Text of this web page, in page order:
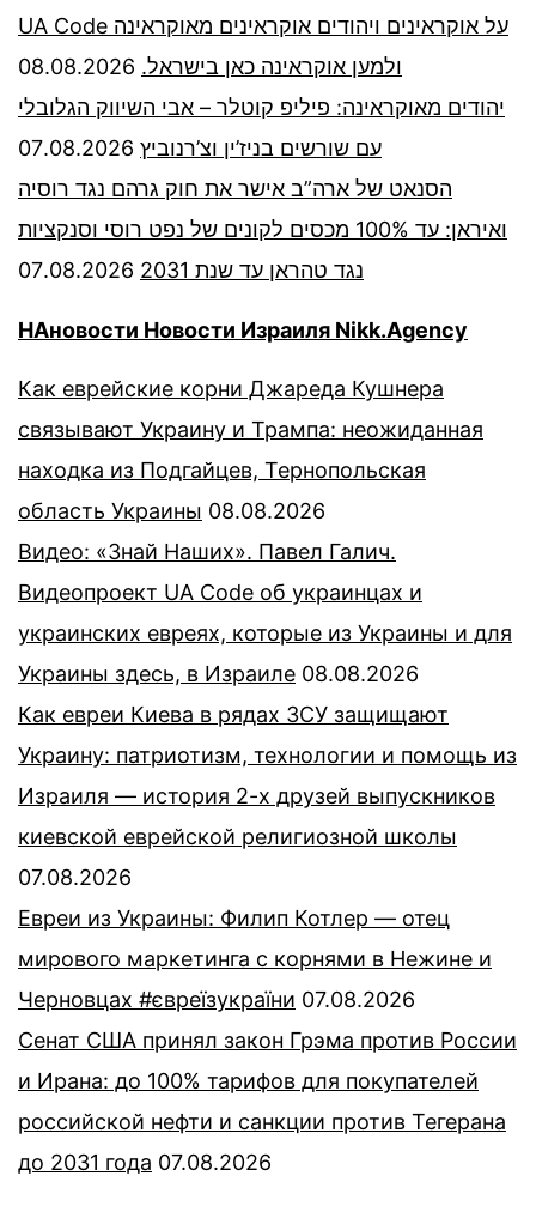
UA Code על אוקראינים ויהודים אוקראינים מאוקראינה
ולמען אוקראינה כאן בישראל. 08.08.2026
יהודים מאוקראינה: פיליפ קוטלר – אבי השיווק הגלובלי
עם שורשים בניז’ין וצ’רנוביץ 07.08.2026
הסנאט של ארה”ב אישר את חוק גרהם נגד רוסיה
ואיראן: עד 100% מכסים לקונים של נפט רוסי וסנקציות
נגד טהראן עד שנת 2031
07.08.2026
НАновости Новости Израиля Nikk.Agency
Как еврейские корни Джареда Кушнера
связывают Украину и Трампа: неожиданная
находка из Подгайцев, Тернопольская
область Украины 08.08.2026
Видео: «Знай Наших». Павел Галич.
Видеопроект UA Code об украинцах и
украинских евреях, которые из Украины и для
Украины здесь, в Израиле 08.08.2026
Как евреи Киева в рядах ЗСУ защищают
Украину: патриотизм, технологии и помощь из
Израиля — история 2-х друзей выпускников
киевской еврейской религиозной школы
07.08.2026
Евреи из Украины: Филип Котлер — отец
мирового маркетинга с корнями в Нежине и
Черновцах #євреїзукраїни 07.08.2026
Сенат США принял закон Грэма против России
и Ирана: до 100% тарифов для покупателей
российской нефти и санкции против Тегерана
до 2031 года 07.08.2026